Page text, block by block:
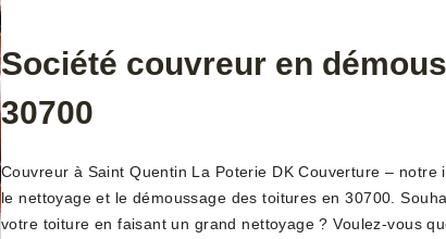
Société couvreur en
30700
Couvreur à Saint Quentin La Poterie DK Couverture – notre
le nettoyage et le démoussage des toitures en 30700.
votre toiture en faisant un grand nettoyage ? Voulez-vous